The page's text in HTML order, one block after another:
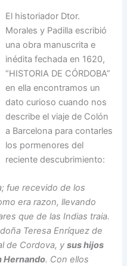
El historiador Dtor.
Morales y Padilla escribió
una obra manuscrita e
inédita fechada en 1620,
“HISTORIA DE CÓRDOBA”
en ella encontramos un
dato curioso cuando nos
describe el viaje de Colón
a Barcelona para contarles
los pormenores del
reciente descubrimiento:
fue recevido de los
era razon, llevando
que de las Indias traia.
Teresa Enríquez de
de Cordova, ysushijos
Hernando. Con ellos